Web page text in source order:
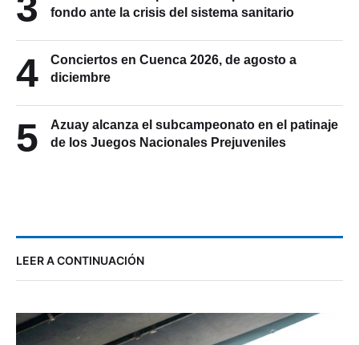
fondo ante la crisis del sistema sanitario
4
Conciertos en Cuenca 2026, de agosto a
diciembre
5
Azuay alcanza el subcampeonato en el patinaje
de los Juegos Nacionales Prejuveniles
LEER A CONTINUACIÓN